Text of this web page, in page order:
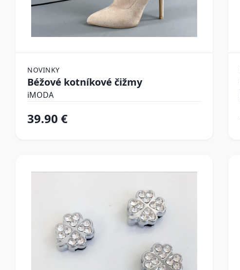
NOVINKY
Béžové kotníkové čižmy
iMODA
39.90 €